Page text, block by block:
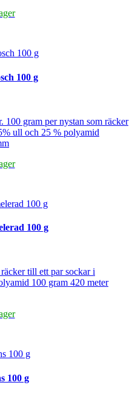
100 g
100 gram per nystan som räcker
ull och 25 % polyamid
100 g
till ett par sockar i
100 gram 420 meter
100 g